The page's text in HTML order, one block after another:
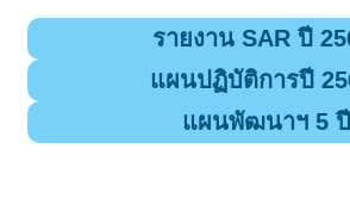
รายงาน SAR ปี
แผนปฏิบัติการปี
แผนพัฒนาฯ 5 ปี